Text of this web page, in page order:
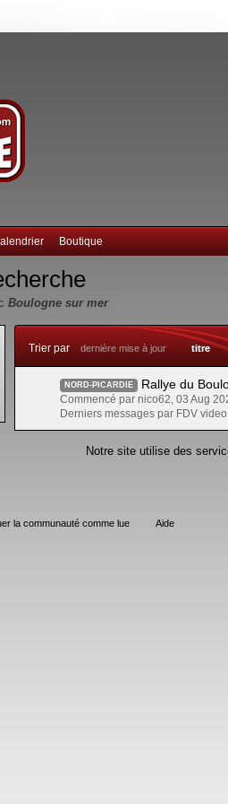
Boutique
Boulogne sur mer
Trier par dernière mise à jour titre
NORD-PICARDIE Rallye du
Commencé par nico62, 03 Aug
Derniers messages par FDV
Notre site utilise des
la communauté comme lue Aide